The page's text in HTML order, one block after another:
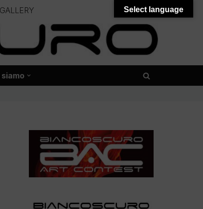
– – – – – – – – – – – – – –
siamo
Select language